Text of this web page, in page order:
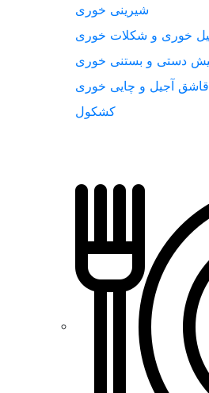
شیرینی خوری
خوری و شکلات خوری
پیش دستی و بستنی خوری
قاشق آجیل و چایی خوری
کشکول